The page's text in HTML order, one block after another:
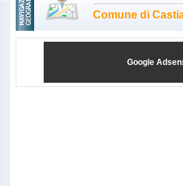
Comune di
Google